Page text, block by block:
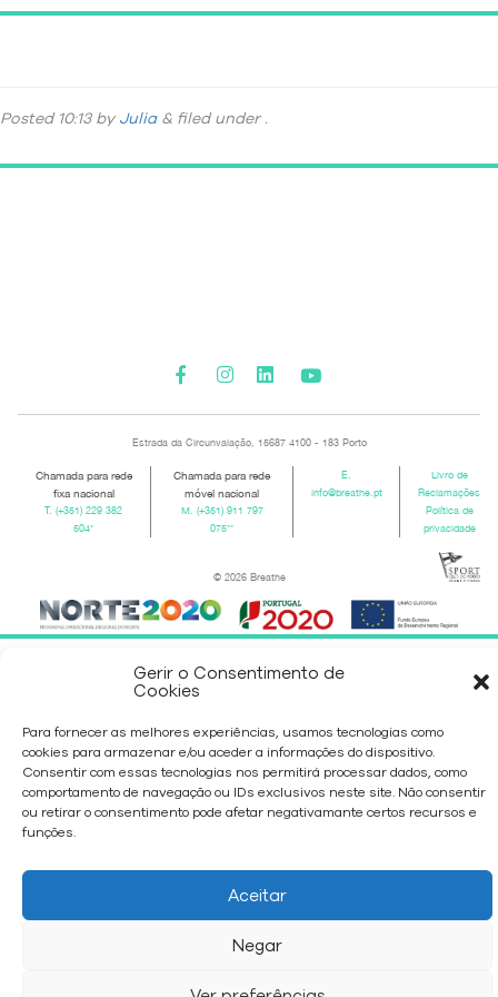
Gerir o Consentimento de
Cookies
Para fornecer as melhores experiências, usamos tecnologias como
cookies para armazenar e/ou aceder a informações do dispositivo.
Consentir com essas tecnologias nos permitirá processar dados, como
comportamento de navegação ou IDs exclusivos neste site. Não consentir
ou retirar o consentimento pode afetar negativamante certos recursos e
funções.
Aceitar
Negar
Posted 10:13by Julia & filed under .
Estrada da Circunvalação, 15687 4100 - 183 Porto
Chamada para rede
fixa nacional
T.(+351) 229 382
504*
Chamada para rede
móvel nacional
M. (+351) 911 797
075**
E.
info@breathe.pt
Livro de
Reclamações
Política de
privacidade
© 2026 Breathe